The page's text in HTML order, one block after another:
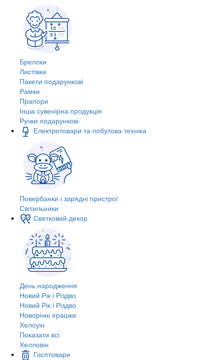
Брелоки
Листівки
Пакети подарункові
Рамки
Прапори
Інша сувенірна продукція
Ручки подарункові
Електротовари та побутова техніка
Повербанки і зарядні пристрої
Світильники
Святковий декор
День народження
Новий Рік і Різдво
Новий Рік і Різдво
Новорічні іграшки
Хелоуін
Показати всі
Хелловін
Госптовари